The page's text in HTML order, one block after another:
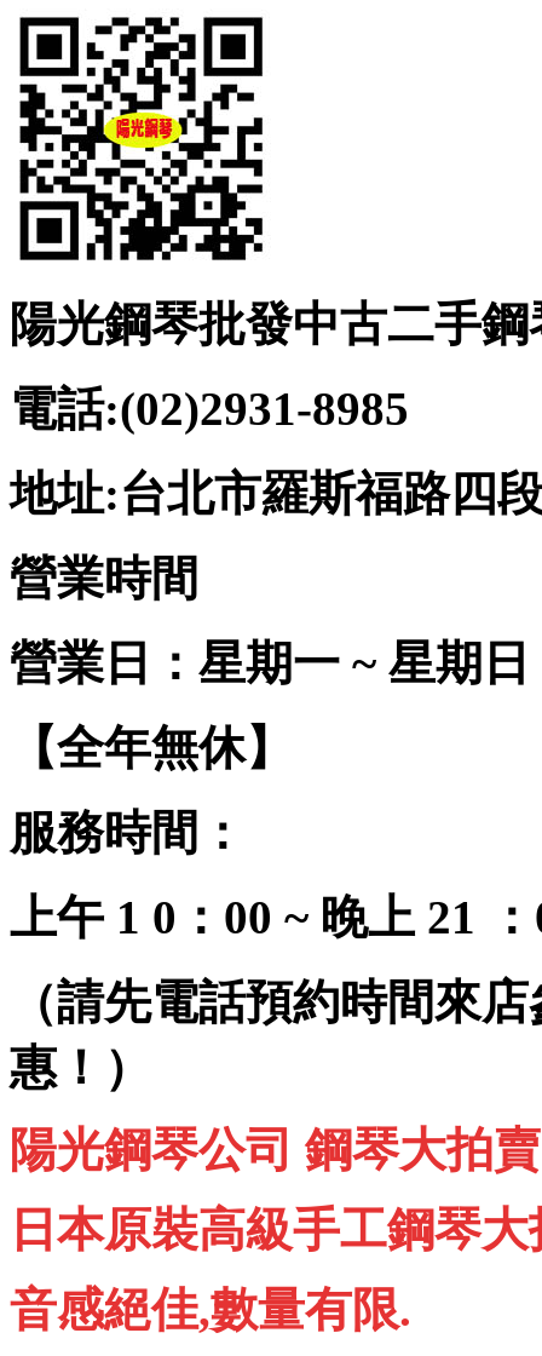
陽光鋼琴批發中古二手鋼
電話:(02)2931-8985
地址:台北市羅斯福路四
營業時間
營業日：星期一 ~ 星期日
【全年無休】
服務時間：
上午 1 0：00 ~ 晚上 21
（請先電話預約時間來
惠！）
陽光鋼琴公司 鋼琴大拍賣
日本原裝高級手工鋼琴
音感絕佳,數量有限.